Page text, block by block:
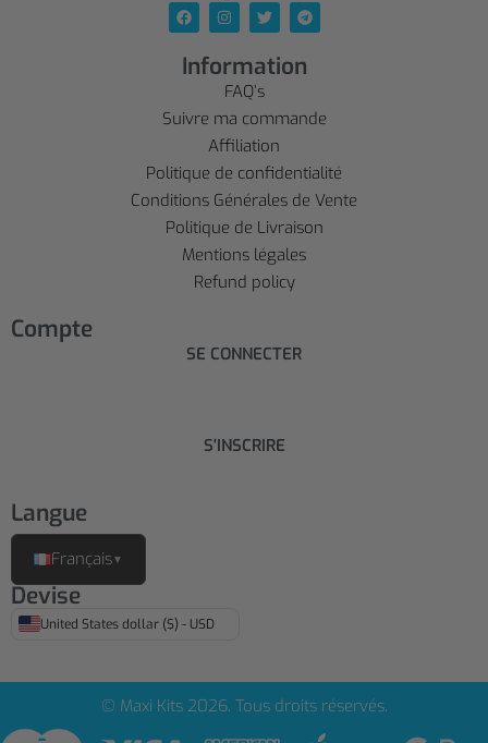
Information
FAQ’s
Suivre ma commande
Affiliation
Politique de confidentialité
Conditions Générales de Vente
Politique de Livraison
Mentions légales
Refund policy
Compte
SE CONNECTER
S'INSCRIRE
Langue
Français▼
Devise
United States dollar ($) - USD
© Maxi Kits 2026. Tous droits réservés.